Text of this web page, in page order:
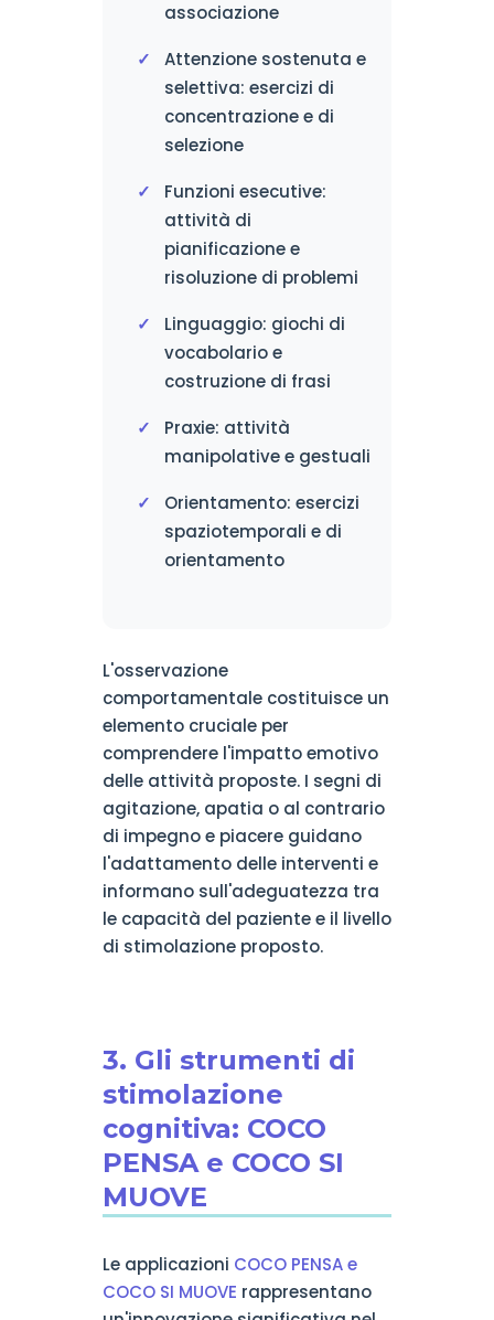
associazione
Attenzione sostenuta e
selettiva: esercizi di
concentrazione e di
selezione
Funzioni esecutive:
attività di
pianificazione e
risoluzione di problemi
Linguaggio: giochi di
vocabolario e
costruzione di frasi
Praxie: attività
manipolative e gestuali
Orientamento: esercizi
spaziotemporali e di
orientamento
L'osservazione
comportamentale costituisce un
elemento cruciale per
comprendere l'impatto emotivo
delle attività proposte. I segni di
agitazione, apatia o al contrario
di impegno e piacere guidano
l'adattamento delle interventi e
informano sull'adeguatezza tra
le capacità del paziente e il livello
di stimolazione proposto.
3. Gli strumenti di
stimolazione
cognitiva: COCO
PENSA e COCO SI
MUOVE
Le applicazioni COCO PENSA e
COCO SI MUOVE rappresentano